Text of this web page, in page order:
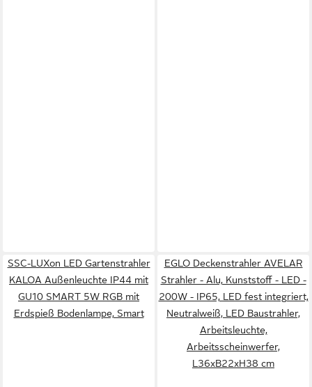
SSC-LUXon LED Gartenstrahler
KALOA Außenleuchte IP44 mit
GU10 SMART 5W RGB mit
Erdspieß Bodenlampe, Smart
EGLO Deckenstrahler AVELAR
Strahler - Alu, Kunststoff - LED -
200W - IP65, LED fest integriert,
Neutralweiß, LED Baustrahler,
Arbeitsleuchte,
Arbeitsscheinwerfer,
L36xB22xH38 cm